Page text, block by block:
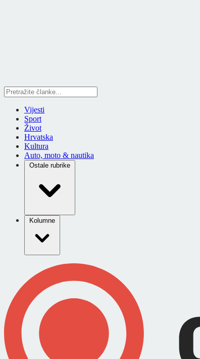
Vijesti
Sport
Život
Hrvatska
Kultura
Auto, moto & nautika
Ostale rubrike
Kolumne